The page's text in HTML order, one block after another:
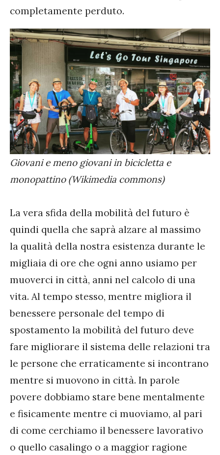
completamente perduto.
Giovani e meno giovani in bicicletta e
monopattino (Wikimedia commons)
La vera sfida della mobilità del futuro è
quindi quella che saprà alzare al massimo
la qualità della nostra esistenza durante le
migliaia di ore che ogni anno usiamo per
muoverci in città, anni nel calcolo di una
vita. Al tempo stesso, mentre migliora il
benessere personale del tempo di
spostamento la mobilità del futuro deve
fare migliorare il sistema delle relazioni tra
le persone che erraticamente si incontrano
mentre si muovono in città. In parole
povere dobbiamo stare bene mentalmente
e fisicamente mentre ci muoviamo, al pari
di come cerchiamo il benessere lavorativo
o quello casalingo o a maggior ragione